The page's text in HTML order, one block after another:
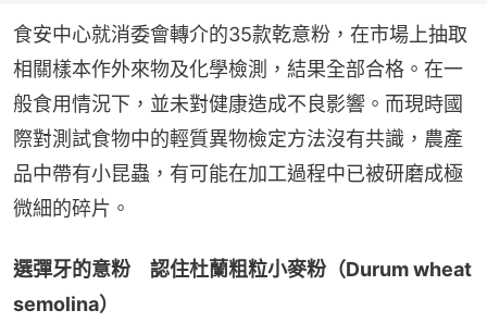
食安中心就消委會轉介的35款乾意粉，在市場上抽取
相關樣本作外來物及化學檢測，結果全部合格。在一
般食用情況下，並未對健康造成不良影響。而現時國
際對測試食物中的輕質異物檢定方法沒有共識，農產
品中帶有小昆蟲，有可能在加工過程中已被研磨成極
微細的碎片。
選彈牙的意粉　認住杜蘭粗粒小麥粉（Durum wheat
semolina）